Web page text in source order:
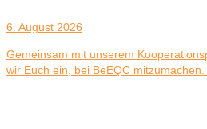
6. August 2026
Gemeinsam mit unserem
wir Euch ein, bei BeEQC mitzumachen.